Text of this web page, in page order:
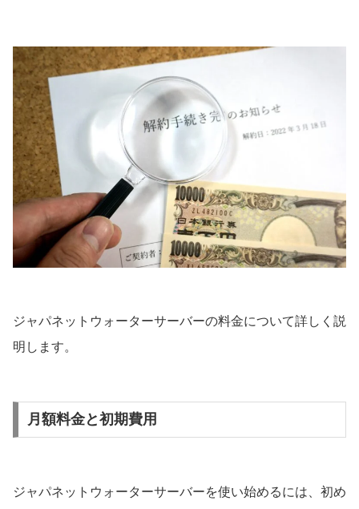
ジャパネットウォーターサーバーの料金について詳しく説
明します。
月額料金と初期費用
ジャパネットウォーターサーバーを使い始めるには、初め